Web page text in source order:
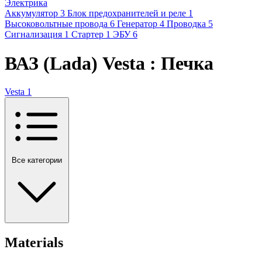
Электрика
Аккумулятор 3 Блок предохранителей и реле 1
Высоковольтные провода 6 Генератор 4 Проводка 5
Сигнализация 1 Стартер 1 ЭБУ 6
ВАЗ (Lada) Vesta : Печка
Vesta 1
Все категории
Materials